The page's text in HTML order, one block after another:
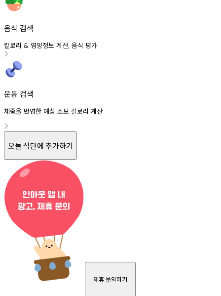
음식 검색
칼로리 & 영양정보 계산, 음식 평가
운동 검색
체중을 반영한 예상 소모 칼로리 계산
오늘 식단에 추가하기
제휴 문의하기